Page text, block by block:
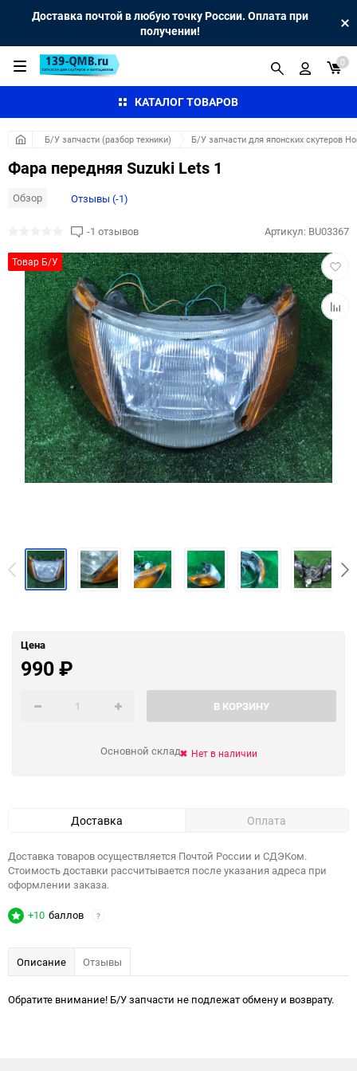
Доставка почтой в любую точку России. Оплата при
получении!
КАТАЛОГ ТОВАРОВ
0
Б/У запчасти (разбор техники) Б/У запчасти для японских скутеров
Фара передняя Suzuki Lets 1
Обзор Отзывы (-1)
Товар Б/У
в
к
Артикул: BU03367
-1 отзывов
Цена
990₽
В КОРЗИНУ
Основной склад Нет в наличии
Доставка Оплата
Доставка товаров осуществляется Почтой России и СДЭКом.
Стоимость доставки рассчитывается после указания адреса при
оформлении заказа.
+10 баллов ?
Описание Отзывы
Обратите внимание! Б/У запчасти не подлежат обмену и возврату.